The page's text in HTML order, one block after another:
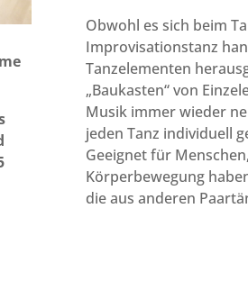
Obwohl es sich beim
Improvisationstanz
Tanzelementen
„Baukasten“ von
Musik immer wieder
jeden Tanz individuell
Geeignet für
Körperbewegung
die aus anderen